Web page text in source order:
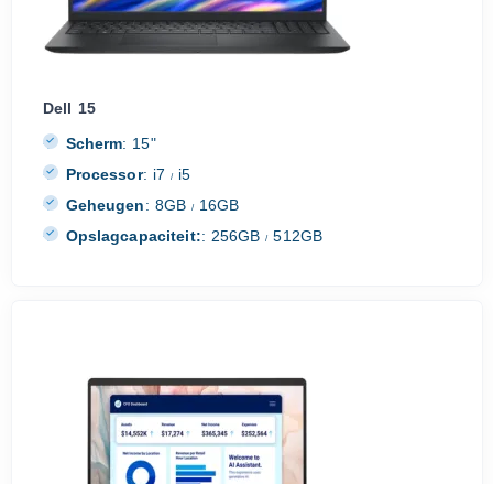
Dell 15
Scherm: 15"
Processor: i7 / i5
Geheugen: 8GB / 16GB
Opslagcapaciteit:: 256GB/ 512GB